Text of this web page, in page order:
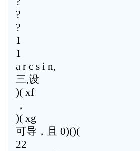
?
?
1
1
a r c s i n,
三,设
)( xf
，
)( xg
可导，且 0)()(
22